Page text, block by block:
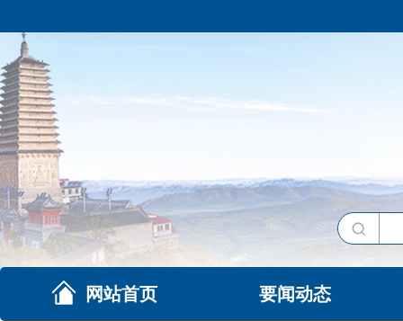
网站首页 要闻动态